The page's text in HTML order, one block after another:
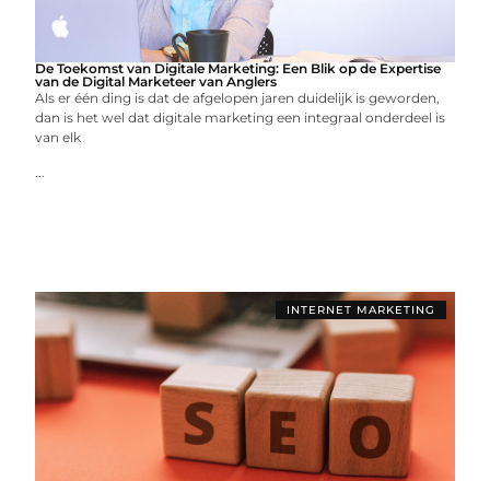
De Toekomst van Digitale Marketing: Een Blik op de Expertise
van de Digital Marketeer van Anglers
Als er één ding is dat de afgelopen jaren duidelijk is geworden,
dan is het wel dat digitale marketing een integraal onderdeel is
van elk
...
INTERNET MARKETING